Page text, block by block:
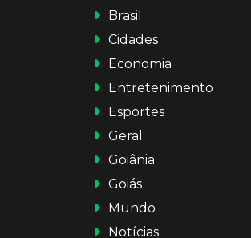
Brasil
Cidades
Economia
Entretenimento
Esportes
Geral
Goiânia
Goiás
Mundo
Notícias